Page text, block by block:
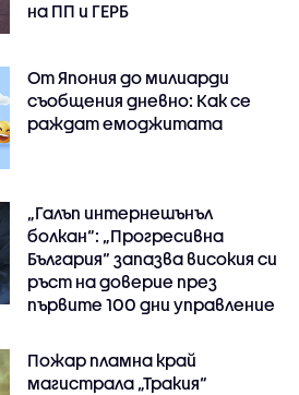
на ПП и ГЕРБ
От Япония до милиарди
съобщения дневно: Как се
раждат емоджитата
„Галъп интернешънъл
болкан“: „Прогресивна
България“ запазва високия си
ръст на доверие през
първите 100 дни управление
Пожар пламна край
магистрала „Тракия“